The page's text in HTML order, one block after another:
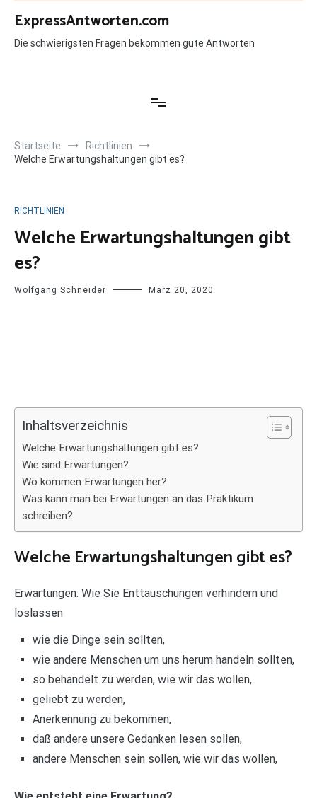
Zum
Inhalt
springen
ExpressAntworten.com
Die schwierigsten Fragen bekommen gute Antworten
Startseite
Richtlinien
Welche Erwartungshaltungen gibt es?
RICHTLINIEN
Welche Erwartungshaltungen gibt
es?
Wolfgang Schneider März 20, 2020
Inhaltsverzeichnis
Welche Erwartungshaltungen gibt es?
Wie sind Erwartungen?
Wo kommen Erwartungen her?
Was kann man bei Erwartungen an das Praktikum
schreiben?
Welche Erwartungshaltungen gibt es?
Erwartungen: Wie Sie Enttäuschungen verhindern und
loslassen
wie die Dinge sein sollten,
wie andere Menschen um uns herum handeln sollten,
so behandelt zu werden, wie wir das wollen,
geliebt zu werden,
Anerkennung zu bekommen,
daß andere unsere Gedanken lesen sollen,
andere Menschen sein sollen, wie wir das wollen,